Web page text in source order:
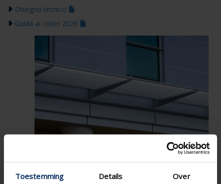
Toestemming Details Over
Disegno tecnico
Guida ai colori 2026